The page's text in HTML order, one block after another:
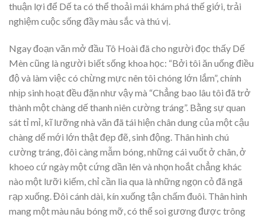
thuận lợi để Dế ta có thể thoải mái khám phá thế giới, trải
nghiệm cuộc sống đầy màu sắc và thú vị.
Ngay đoạn văn mở đầu Tô Hoài đã cho người đọc thấy Dế
Mèn cũng là người biết sống khoa học: “Bởi tôi ăn uống điều
độ và làm việc có chừng mực nên tôi chóng lớn lắm”, chính
nhịp sinh hoạt đều đặn như vậy mà “Chẳng bao lâu tôi đã trở
thành một chàng dế thanh niên cường tráng”. Bằng sự quan
sát tỉ mỉ, kĩ lưỡng nhà văn đã tái hiện chân dung của một cậu
chàng dế mới lớn thật đẹp đẽ, sinh động. Thân hình chú
cường tráng, đôi càng mẫm bóng, những cái vuốt ở chân, ở
khoeo cứ ngày một cứng dần lên và nhọn hoắt chẳng khác
nào một lưỡi kiếm, chỉ cần lia qua là những ngọn cỏ đã ngã
rạp xuống. Đôi cánh dài, kín xuống tận chấm đuôi. Thân hình
mang một màu nâu bóng mỡ, có thể soi gương được trông